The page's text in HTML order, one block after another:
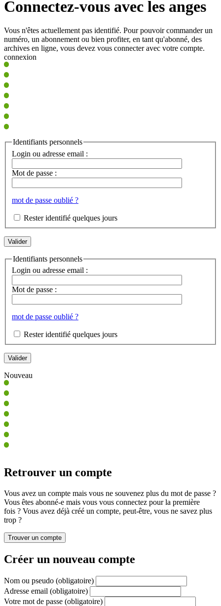
Connectez-vous avec les anges
Vous n'êtes actuellement pas identifié. Pour pouvoir commander un
numéro, un abonnement ou bien profiter, en tant qu'abonné, des
archives en ligne, vous devez vous connecter avec votre compte.
connexion
Identifiants personnels
Login ou adresse email :
Mot de passe :
mot de passe oublié ?
Rester identifié quelques jours
Identifiants personnels
Login ou adresse email :
Mot de passe :
mot de passe oublié ?
Rester identifié quelques jours
Nouveau
Retrouver un compte
Vous avez un compte mais vous ne souvenez plus du mot de passe ?
Vous êtes abonné-e mais vous vous connectez pour la première
fois ? Vous avez déjà créé un compte, peut-être, vous ne savez plus
trop ?
Créer un nouveau compte
Nom ou pseudo (obligatoire)
Adresse email (obligatoire)
Votre mot de passe (obligatoire)